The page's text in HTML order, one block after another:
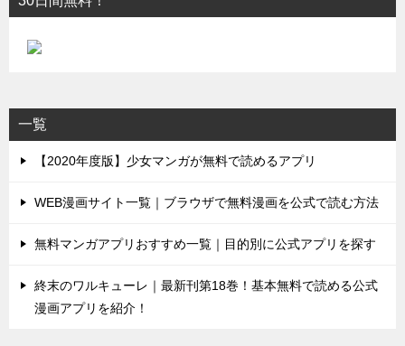
一覧
【2020年度版】少女マンガが無料で読めるアプリ
WEB漫画サイト一覧｜ブラウザで無料漫画を公式で読む方法
無料マンガアプリおすすめ一覧｜目的別に公式アプリを探す
終末のワルキューレ｜最新刊第18巻！基本無料で読める公式
漫画アプリを紹介！